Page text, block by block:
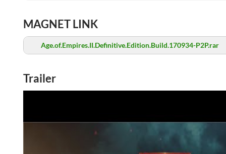
MAGNET LINK
Age.of.Empires.II.Definitive.Edition.Build.170934-P2P.rar
Trailer